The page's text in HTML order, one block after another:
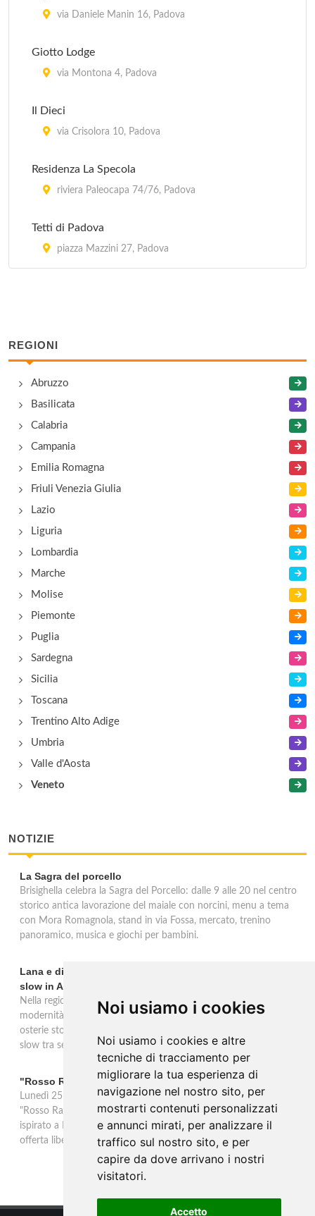
Noi usiamo i cookies
Noi usiamo i cookies e altre
tecniche di tracciamento per
migliorare la tua esperienza di
navigazione nel nostro sito, per
mostrarti contenuti personalizzati
e annunci mirati, per analizzare il
traffico sul nostro sito, e per
capire da dove arrivano i nostri
visitatori.
Accetto
via Daniele Manin 16, Padova
Giotto Lodge
via Montona 4, Padova
Il Dieci
via Crisolora 10, Padova
Residenza La Specola
riviera Paleocapa 74/76, Padova
Tetti di Padova
piazza Mazzini 27, Padova
REGIONI
Abruzzo
Basilicata
Calabria
Campania
Emilia Romagna
Friuli Venezia Giulia
Lazio
Liguria
Lombardia
Marche
Molise
Piemonte
Puglia
Sardegna
Sicilia
Toscana
Trentino Alto Adige
Umbria
Valle d'Aosta
Veneto
NOTIZIE
La Sagra del porcello
Brisighella celebra la Sagra del Porcello: dalle 9 alle 20 nel centro
storico antica lavorazione del maiale con norcini, menu a tema
con Mora Romagnola, stand in via Fossa, mercato, trenino
panoramico, musica e giochi per bambini.
Lana e dintorni: Törggelen, vini d'eccellenza e vacanze
slow in Alto Adige
Nella regione di Lana in Alto Adige tradizione contadina e
modernità si fondono in un'esperienza autentica. Törggelen nelle
osterie storiche, vini da antiche tradizioni vitivinicole e vacanze
slow tra sentieri delle rogge e produttori locali.
"Rosso Rame" in scena a Collepasso il 25 agosto
Lunedì 25 agosto al Palazzo Baronale di Collepasso va in scena
"Rosso Rame", spettacolo di Mary Negro e Gabriele Polimeno
ispirato a Dario Fo e Franca Rame. Ingresso con prenotazione e
offerta libera alle ore 21.